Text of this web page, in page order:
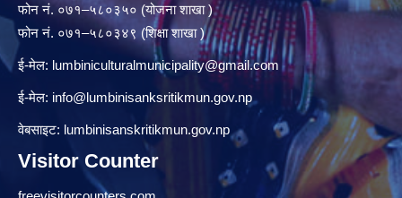
फोन नं. ०७१–५८०३५० (योजना शाखा )
फोन नं. ०७१–५८०३४९ (शिक्षा शाखा )
ई-मेल: lumbiniculturalmunicipality@gmail.com
ई-मेल: info@lumbinisanksritikmun.gov.np
वेबसाइट: lumbinisanskritikmun.gov.np
Visitor Counter